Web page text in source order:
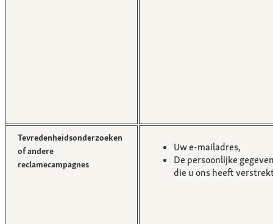
Tevredenheidsonderzoeken
of andere
reclamecampagnes
Uw e-mailadres,
De persoonlijke
die u ons heeft